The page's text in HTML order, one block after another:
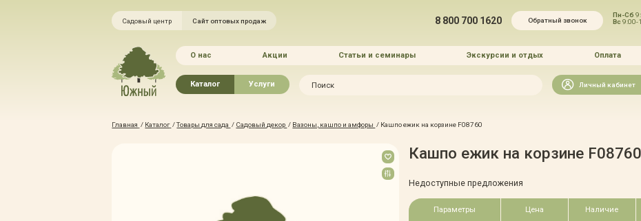
Садовый центр Сайт оптовых продаж 8 800 700 1620 Обратный звонок
Пн-Сб
Вс9:00-
О нас Акции Статьи и семинары Экскурсии и отдых Оплата
Каталог
Хвойные растения
Водные растения
Растения вертикального
Услуги
Благоустройство и озеленение
Портфолио
Прайс-листы
Искать
Личный кабинет
Главная / Каталог /Товары для сада / Садовый декор / Вазоны, кашпо и амфоры / Кашпо ежик на корзине F08760
Кашпо ежик на корзине F08760
Недоступные предложения
Параметры Цена Наличие